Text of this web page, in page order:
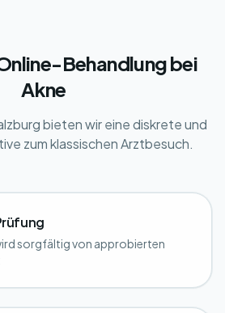
Behandlung bei
Akne
bieten wir eine diskrete und
zum klassischen Arztbesuch.
sorgfältig von approbierten